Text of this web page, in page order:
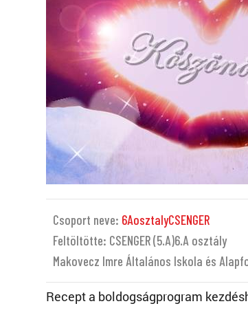
Csoport neve: 6AosztalyCSENGER
Feltöltötte: CSENGER (5.A)6.A osztály
Makovecz Imre Általános Iskola és
Recept a boldogságprogram